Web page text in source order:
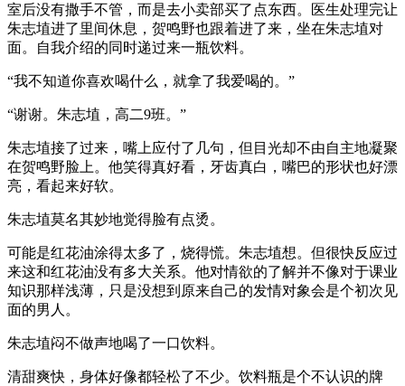
室后没有撒手不管，而是去小卖部买了点东西。医生处理完让
朱志埴进了里间休息，贺鸣野也跟着进了来，坐在朱志埴对
面。自我介绍的同时递过来一瓶饮料。
“我不知道你喜欢喝什么，就拿了我爱喝的。”
“谢谢。朱志埴，高二9班。”
朱志埴接了过来，嘴上应付了几句，但目光却不由自主地凝聚
在贺鸣野脸上。他笑得真好看，牙齿真白，嘴巴的形状也好漂
亮，看起来好软。
朱志埴莫名其妙地觉得脸有点烫。
可能是红花油涂得太多了，烧得慌。朱志埴想。但很快反应过
来这和红花油没有多大关系。他对情欲的了解并不像对于课业
知识那样浅薄，只是没想到原来自己的发情对象会是个初次见
面的男人。
朱志埴闷不做声地喝了一口饮料。
清甜爽快，身体好像都轻松了不少。饮料瓶是个不认识的牌